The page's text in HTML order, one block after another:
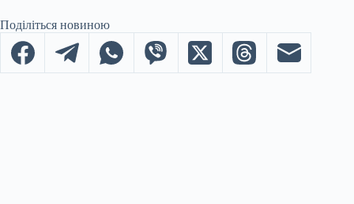
Поділіться новиною